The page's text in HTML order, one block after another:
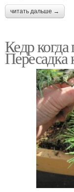
читать дальше →
Кедр
Пересадка